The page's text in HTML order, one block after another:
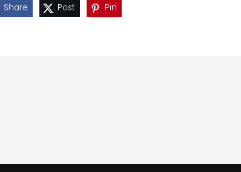
Share Post Pin